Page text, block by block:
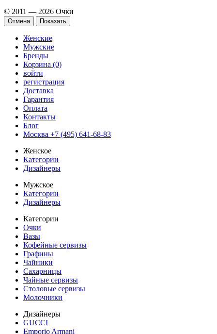
© 2011 — 2026 Очки
Отмена Показать
Женские
Мужские
Бренды
Корзина (0)
войти
регистрация
Доставка
Гарантия
Оплата
Контакты
Блог
Москва +7 (495) 641-68-83
Женское
Категории
Дизайнеры
Мужское
Категории
Дизайнеры
Категории
Очки
Вазы
Кофейные сервизы
Графины
Чайники
Сахарницы
Чайные сервизы
Столовые сервизы
Молочники
Дизайнеры
GUCCI
Emporio Armani